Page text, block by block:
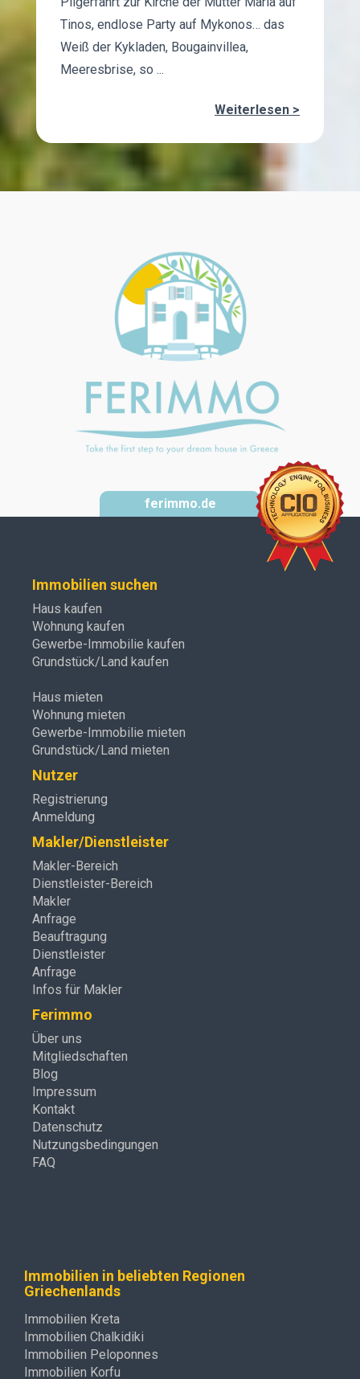
Tinos, endlose Party auf Mykonos… das
Weiß der Kykladen, Bougainvillea,
Meeresbrise, so ...
Weiterlesen >
ferimmo.de
Immobilien suchen
Haus kaufen
Wohnung kaufen
Gewerbe-Immobilie kaufen
Grundstück/Land kaufen
Haus mieten
Wohnung mieten
Gewerbe-Immobilie mieten
Grundstück/Land mieten
Nutzer
Registrierung
Anmeldung
Makler/Dienstleister
Makler-Bereich
Dienstleister-Bereich
Makler
Anfrage
Beauftragung
Dienstleister
Anfrage
Infos für Makler
Ferimmo
Über uns
Mitgliedschaften
Blog
Impressum
Kontakt
Datenschutz
Nutzungsbedingungen
FAQ
Immobilien in beliebten Regionen
Griechenlands
Immobilien Kreta
Immobilien Chalkidiki
Immobilien Peloponnes
Immobilien Korfu